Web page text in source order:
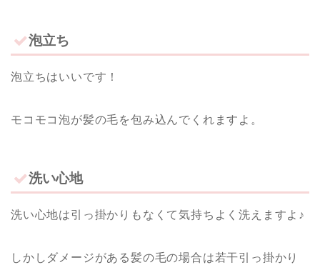
泡立ち
泡立ちはいいです！
モコモコ泡が髪の毛を包み込んでくれますよ。
洗い心地
洗い心地は引っ掛かりもなくて気持ちよく洗えますよ♪
しかしダメージがある髪の毛の場合は若干引っ掛かり